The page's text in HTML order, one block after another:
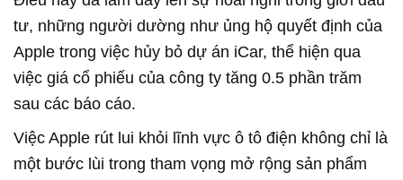
tư, những người dường như ủng hộ quyết định của
Apple trong việc hủy bỏ dự án iCar, thể hiện qua
việc giá cổ phiếu của công ty tăng 0.5 phần trăm
sau các báo cáo.
Việc Apple rút lui khỏi lĩnh vực ô tô điện không chỉ là
một bước lùi trong tham vọng mở rộng sản phẩm